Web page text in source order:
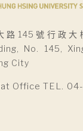
路145號行政大
No. 145,
City
Office TEL. 04-